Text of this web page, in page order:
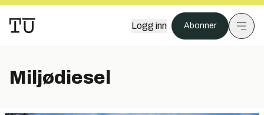
Logg inn Abonner
Miljødiesel